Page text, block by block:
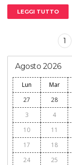
LEGGI TUTTO
1
Agosto 2026
Lun Mar
27
28
3
4
10
11
17
18
24
25